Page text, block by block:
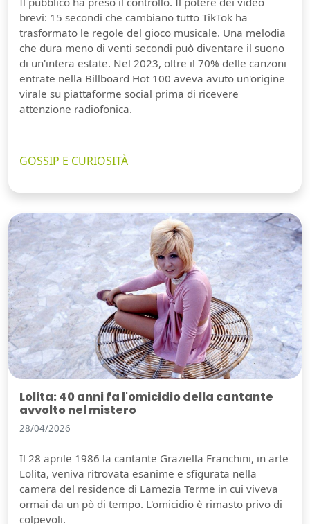
brevi: 15 secondi che cambiano tutto TikTok ha
trasformato le regole del gioco musicale. Una melodia
che dura meno di venti secondi può diventare il suono
di un'intera estate. Nel 2023, oltre il 70% delle canzoni
entrate nella Billboard Hot 100 aveva avuto un'origine
virale su piattaforme social prima di ricevere
attenzione radiofonica.
GOSSIP E CURIOSITÀ
Lolita: 40 anni fa l'omicidio della cantante
avvolto nel mistero
28/04/2026
Il 28 aprile 1986 la cantante Graziella Franchini, in arte
Lolita, veniva ritrovata esanime e sfigurata nella
camera del residence di Lamezia Terme in cui viveva
ormai da un pò di tempo. L'omicidio è rimasto privo di
colpevoli.